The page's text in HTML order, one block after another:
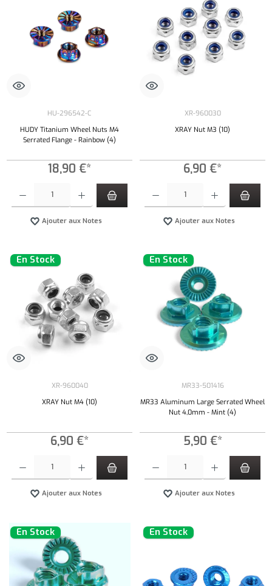
HU-296542-C
HUDY Titanium Wheel Nuts M4
Serrated Flange - Rainbow (4)
18,90 €*
Ajouter aux Notes
XR-960030
XRAY Nut M3 (10)
6,90 €*
Ajouter aux Notes
En Stock
XR-960040
XRAY Nut M4 (10)
6,90 €*
Ajouter aux Notes
En Stock
MR33-501416
MR33 Aluminum Large Serrated Wheel
Nut 4,0mm - Mint (4)
5,90 €*
Ajouter aux Notes
En Stock En Stock